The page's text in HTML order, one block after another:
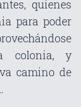
quienes
para poder
colonia, y
camino de